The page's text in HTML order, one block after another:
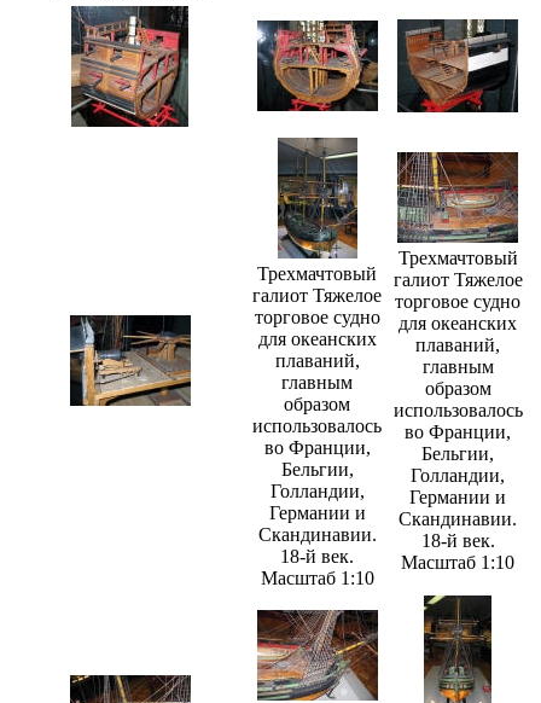
Трехмачтовый
галиот Тяжелое
торговое судно
для океанских
плаваний,
главным
образом
использовалось
во Франции,
Бельгии,
Голландии,
Германии и
Скандинавии.
18-й век.
Масштаб 1:10
Трехмачтовый
галиот Тяжелое
торговое судно
для океанских
плаваний,
главным
образом
использовалось
во Франции,
Бельгии,
Голландии,
Германии и
Скандинавии.
18-й век.
Масштаб 1:10